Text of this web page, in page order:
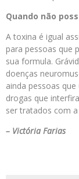
Quando não
A toxina é igual
para pessoas que
sua formula.
doenças
ainda pessoas
drogas que
ser tratados com
– Victória Farias